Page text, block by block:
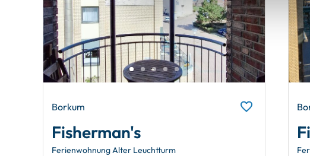
Borkum
Fisherman's
Ferienwohnung Alter Leuchtturm